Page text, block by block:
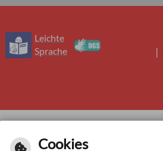
Leichte
Sprache
Cookies